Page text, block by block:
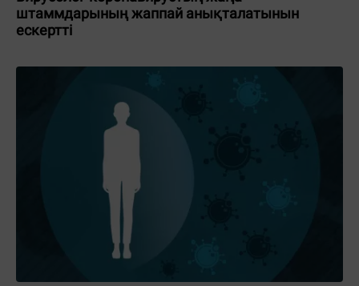
штаммдарының жаппай анықталатынын
ескертті